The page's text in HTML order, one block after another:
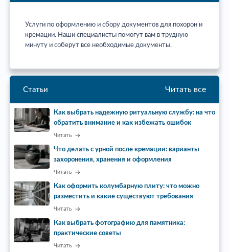
Услуги по оформлению и сбору документов для похорон и
кремации. Наши специалисты помогут вам в трудную
минуту и соберут все необходимые документы.
Статьи Читать все
Как выбрать надежную ритуальную службу: на что
обратить внимание и как избежать ошибок
Читать
Что делать с урной после кремации: варианты
захоронения, хранения и оформления
Читать
Как оформить колумбарную плиту: что можно
разместить и какие существуют требования
Читать
Как выбрать фотографию для памятника:
практические советы
Читать